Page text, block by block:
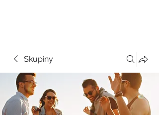
Skupiny